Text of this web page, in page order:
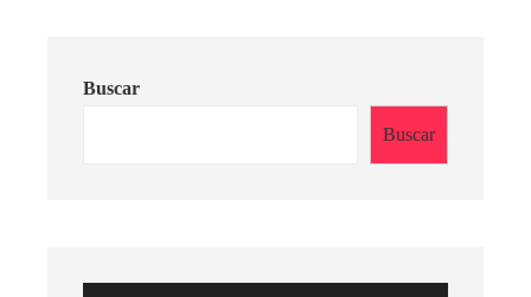
Buscar
Buscar